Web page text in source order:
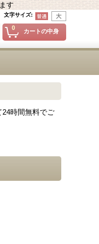
す
文字サイズ:
0 カートの中身
時間無料でご